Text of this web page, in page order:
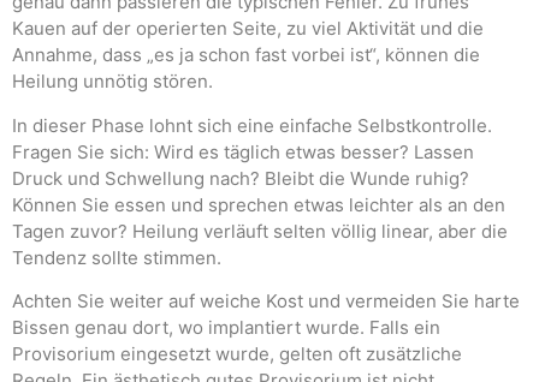
Kauen auf der operierten Seite, zu viel Aktivität und die
Annahme, dass „es ja schon fast vorbei ist“, können die
Heilung unnötig stören.
In dieser Phase lohnt sich eine einfache Selbstkontrolle.
Fragen Sie sich: Wird es täglich etwas besser? Lassen
Druck und Schwellung nach? Bleibt die Wunde ruhig?
Können Sie essen und sprechen etwas leichter als an den
Tagen zuvor? Heilung verläuft selten völlig linear, aber die
Tendenz sollte stimmen.
Achten Sie weiter auf weiche Kost und vermeiden Sie harte
Bissen genau dort, wo implantiert wurde. Falls ein
Provisorium eingesetzt wurde, gelten oft zusätzliche